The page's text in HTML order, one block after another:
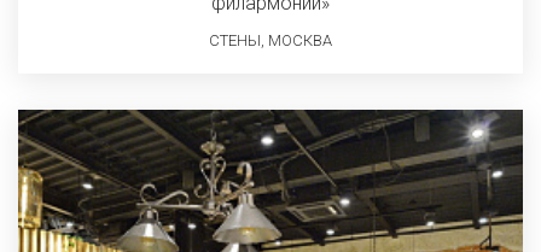
СТЕНЫ, МОСКВА